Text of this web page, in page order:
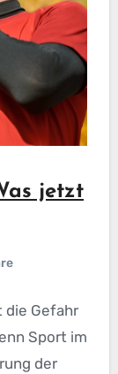
jetzt
die Gefahr
Sport im
der